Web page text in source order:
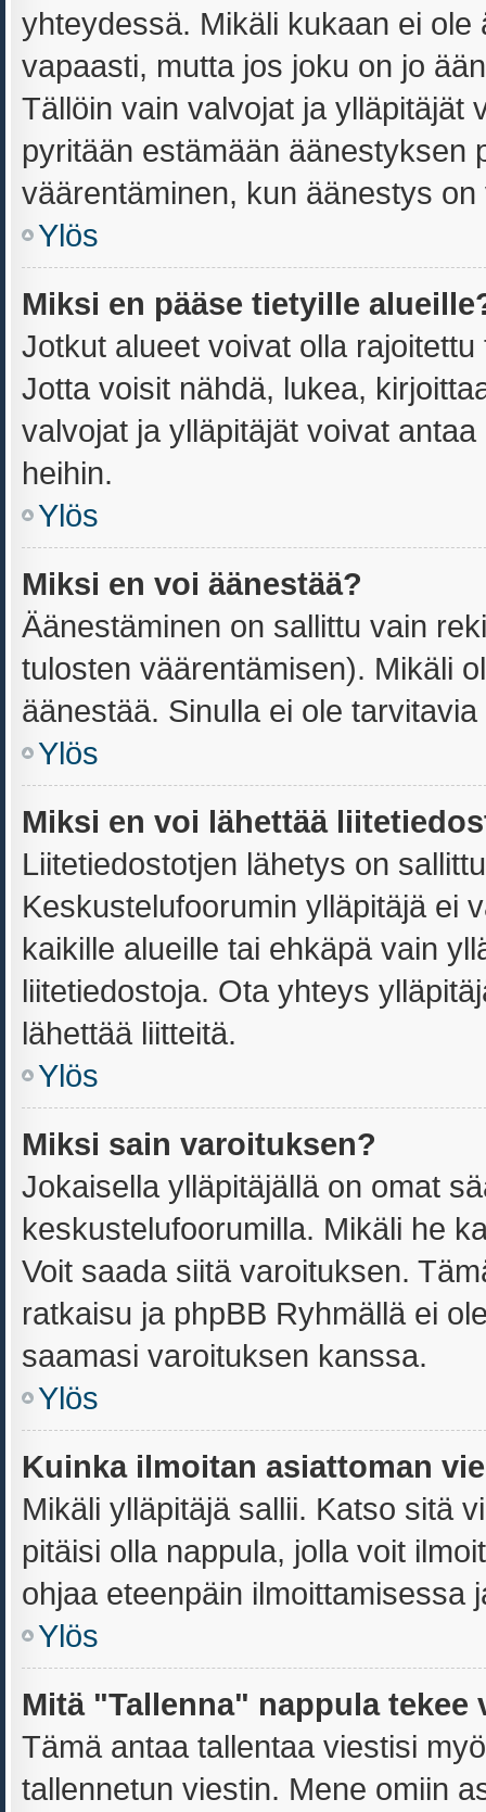
yhteydessä. Mikäli kukaan ei
vapaasti, mutta jos joku on jo
Tällöin vain valvojat ja ylläpitäjät
pyritään estämään äänestyksen
väärentäminen, kun äänestys
Ylös
Miksi en pääse tietyille
Jotkut alueet voivat olla
Jotta voisit nähdä, lukea,
valvojat ja ylläpitäjät voivat
heihin.
Ylös
Miksi en voi äänestää?
Äänestäminen on sallittu vain
tulosten väärentämisen). Mikäli
äänestää. Sinulla ei ole
Ylös
Miksi en voi lähettää
Liitetiedostotjen lähetys on
Keskustelufoorumin ylläpitäjä ei
kaikille alueille tai ehkäpä vain
liitetiedostoja. Ota yhteys
lähettää liitteitä.
Ylös
Miksi sain varoituksen?
Jokaisella ylläpitäjällä on omat
keskustelufoorumilla. Mikäli he
Voit saada siitä varoituksen.
ratkaisu ja phpBB Ryhmällä ei
saamasi varoituksen kanssa.
Ylös
Kuinka ilmoitan asiattoman
Mikäli ylläpitäjä sallii. Katso sitä
pitäisi olla nappula, jolla voit
ohjaa eteenpäin ilmoittamisessa
Ylös
Mitä "Tallenna" nappula
Tämä antaa tallentaa viestisi
tallennetun viestin. Mene omiin